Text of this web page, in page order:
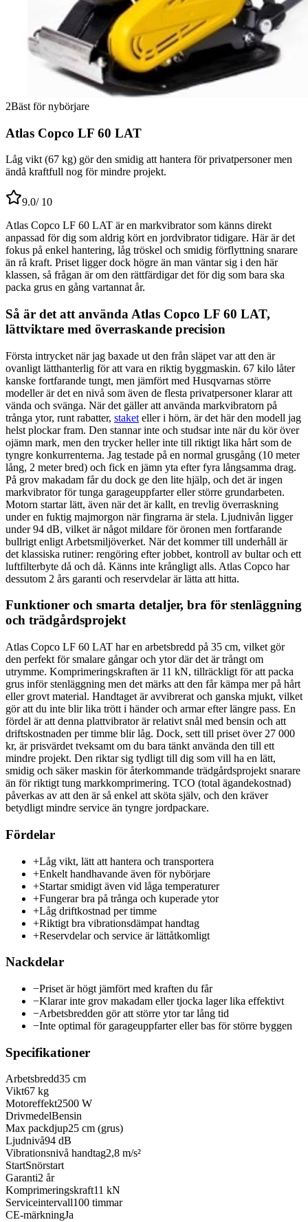
2Bäst för nybörjare
Atlas Copco LF 60 LAT
Låg vikt (67 kg) gör den smidig att hantera för privatpersoner men
ändå kraftfull nog för mindre projekt.
9.0/ 10
Atlas Copco LF 60 LAT är en markvibrator som känns direkt
anpassad för dig som aldrig kört en jordvibrator tidigare. Här är det
fokus på enkel hantering, låg tröskel och smidig förflyttning snarare
än rå kraft. Priset ligger dock högre än man väntar sig i den här
klassen, så frågan är om den rättfärdigar det för dig som bara ska
packa grus en gång vartannat år.
Så är det att använda Atlas Copco LF 60 LAT,
lättviktare med överraskande precision
Första intrycket när jag baxade ut den från släpet var att den är
ovanligt lätthanterlig för att vara en riktig byggmaskin. 67 kilo låter
kanske fortfarande tungt, men jämfört med Husqvarnas större
modeller är det en nivå som även de flesta privatpersoner klarar att
vända och svänga. När det gäller att använda markvibratorn på
trånga ytor, runt rabatter, staket eller i hörn, är det här den modell jag
helst plockar fram. Den stannar inte och studsar inte när du kör över
ojämn mark, men den trycker heller inte till riktigt lika hårt som de
tyngre konkurrenterna. Jag testade på en normal grusgång (10 meter
lång, 2 meter bred) och fick en jämn yta efter fyra långsamma drag.
På grov makadam får du dock ge den lite hjälp, och det är ingen
markvibrator för tunga garageuppfarter eller större grundarbeten.
Motorn startar lätt, även när det är kallt, en trevlig överraskning
under en fuktig majmorgon när fingrarna är stela. Ljudnivån ligger
under 94 dB, vilket är något mildare för öronen men fortfarande
bullrigt enligt Arbetsmiljöverket. När det kommer till underhåll är
det klassiska rutiner: rengöring efter jobbet, kontroll av bultar och ett
luftfilterbyte då och då. Känns inte krångligt alls. Atlas Copco har
dessutom 2 års garanti och reservdelar är lätta att hitta.
Funktioner och smarta detaljer, bra för stenläggning
och trädgårdsprojekt
Atlas Copco LF 60 LAT har en arbetsbredd på 35 cm, vilket gör
den perfekt för smalare gångar och ytor där det är trångt om
utrymme. Komprimeringskraften är 11 kN, tillräckligt för att packa
grus inför stenläggning men det märks att den får kämpa mer på hårt
eller grovt material. Handtaget är avvibrerat och ganska mjukt, vilket
gör att du inte blir lika trött i händer och armar efter längre pass. En
fördel är att denna plattvibrator är relativt snål med bensin och att
driftskostnaden per timme blir låg. Dock, sett till priset över 27 000
kr, är prisvärdet tveksamt om du bara tänkt använda den till ett
mindre projekt. Den riktar sig tydligt till dig som vill ha en lätt,
smidig och säker maskin för återkommande trädgårdsprojekt snarare
än för riktigt tung markkomprimering. TCO (total ägandekostnad)
påverkas av att den är så enkel att sköta själv, och den kräver
betydligt mindre service än tyngre jordpackare.
Fördelar
+Låg vikt, lätt att hantera och transportera
+Enkelt handhavande även för nybörjare
+Startar smidigt även vid låga temperaturer
+Fungerar bra på trånga och kuperade ytor
+Låg driftkostnad per timme
+Riktigt bra vibrationsdämpat handtag
+Reservdelar och service är lättåtkomligt
Nackdelar
−Priset är högt jämfört med kraften du får
−Klarar inte grov makadam eller tjocka lager lika effektivt
−Arbetsbredden gör att större ytor tar lång tid
−Inte optimal för garageuppfarter eller bas för större byggen
Specifikationer
Arbetsbredd35 cm
Vikt67 kg
Motoreffekt2500 W
DrivmedelBensin
Max packdjup25 cm (grus)
Ljudnivå94 dB
Vibrationsnivå handtag2,8 m/s²
StartSnörstart
Garanti2 år
Komprimeringskraft11 kN
Serviceintervall100 timmar
CE-märkningJa